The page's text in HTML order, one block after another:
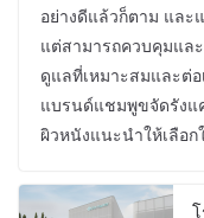
อย่างดีแล้วก็ตาม และ
แต่สามารถควบคุมแล
ดูแลที่เหมาะสมและต่
แบรนด์แชมพูขจัดรังแ
ผิวหนังแนะนำให้เลือ